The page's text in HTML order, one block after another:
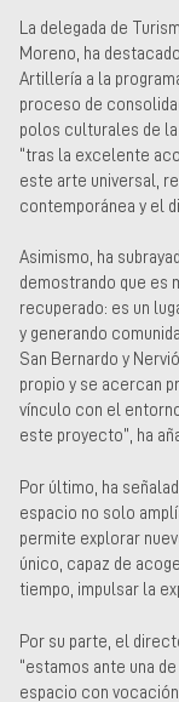
La delegada de
Moreno, ha
Artillería a la
proceso de
polos culturales de la
“tras la excelente
este arte universal,
contemporánea y el
Asimismo, ha
demostrando que es
recuperado: es un
y generando
San Bernardo y
propio y se acercan
vínculo con el
este proyecto”, ha
Por último, ha
espacio no solo
permite explorar
único, capaz de
tiempo, impulsar la
Por su parte, el
“estamos ante una
espacio con